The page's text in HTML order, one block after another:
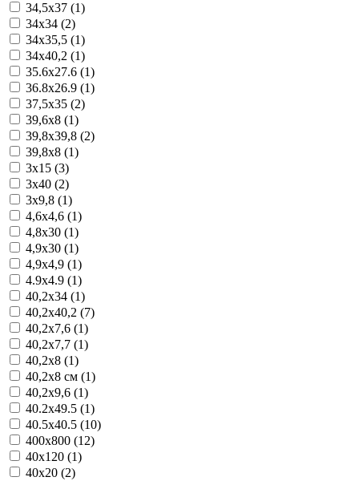
34,5x37 (1)
34x34 (2)
34x35,5 (1)
34x40,2 (1)
35.6x27.6 (1)
36.8x26.9 (1)
37,5x35 (2)
39,6x8 (1)
39,8x39,8 (2)
39,8x8 (1)
3x15 (3)
3x40 (2)
3x9,8 (1)
4,6x4,6 (1)
4,8x30 (1)
4,9x30 (1)
4,9x4,9 (1)
4.9x4.9 (1)
40,2x34 (1)
40,2x40,2 (7)
40,2x7,6 (1)
40,2x7,7 (1)
40,2x8 (1)
40,2x8 см (1)
40,2x9,6 (1)
40.2x49.5 (1)
40.5x40.5 (10)
400x800 (12)
40x120 (1)
40x20 (2)